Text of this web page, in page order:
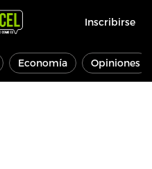
Inscribirse
Economía Opiniones